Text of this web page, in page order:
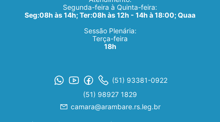
Segunda-feira à Quinta-feira:
Seg:08h às 14h; Ter:08h às 12h - 14h à 18:00; Quaa
Sessão Plenária:
Terça-feira
18h
(51) 93381-0922
(51) 98927 1829
camara@arambare.rs.leg.br